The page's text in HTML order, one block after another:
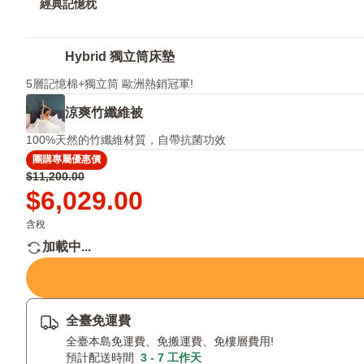
經典記憶枕
Hybrid 獨立筒床墊
5層記憶棉+獨立筒 歐洲熱銷冠軍!
涼爽竹纖維被
100%天然的竹纖維材質，自帶抗菌功效
團購專屬優惠價
原
價
$11,200.00
$11,200.00
Price
$6,029.00
$6,029.00
含稅
加載中...
全臺免運費
全臺本島免運費、免搬運費、免樓層費用!
預計配送時間 3 - 7 工作天